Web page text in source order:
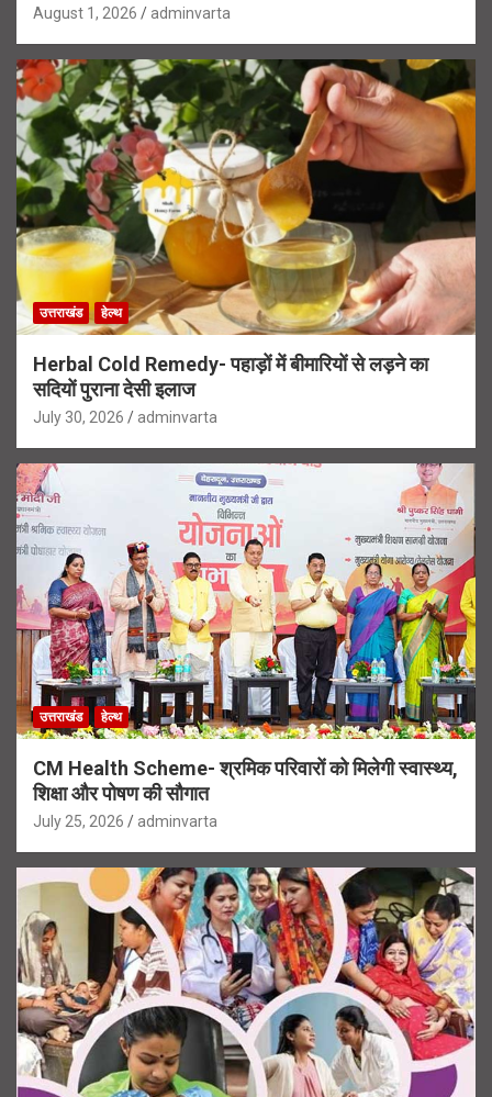
August 1, 2026 adminvarta
उत्तराखंड हेल्थ
Herbal Cold Remedy- पहाड़ों में बीमारियों से लड़ने का
सदियों पुराना देसी इलाज
July 30, 2026 adminvarta
उत्तराखंड हेल्थ
CM Health Scheme- श्रमिक परिवारों को मिलेगी स्वास्थ्य,
शिक्षा और पोषण की सौगात
July 25, 2026 adminvarta